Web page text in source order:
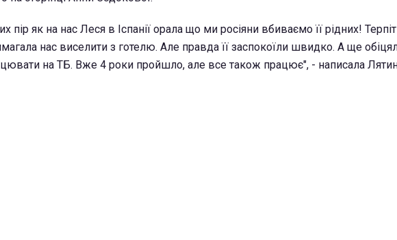
пір як на нас Леся в Іспанії орала що ми росіяни вбиваємо її рідних!
нас виселити з готелю. Але правда її заспокоїли швидко. А ще
на ТБ. Вже 4 роки пройшло, але все також працює", - написала